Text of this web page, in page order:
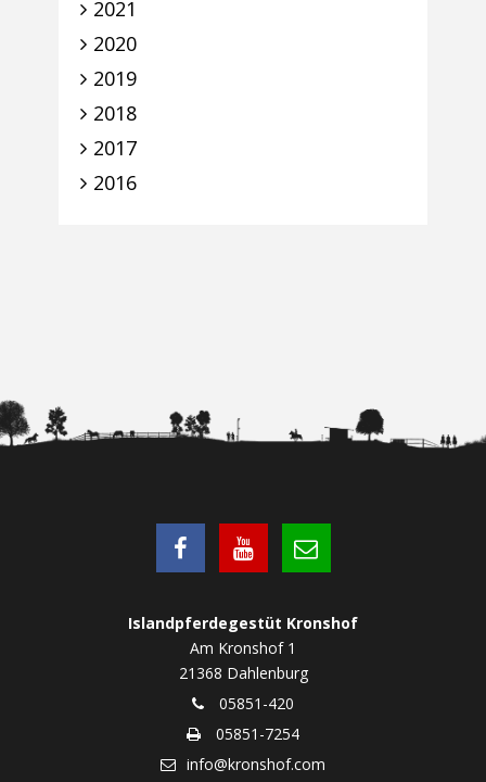
2021
2020
2019
2018
2017
2016
Islandpferdegestüt Kronshof
Am Kronshof 1
21368 Dahlenburg
05851-420
05851-7254
info@kronshof.com